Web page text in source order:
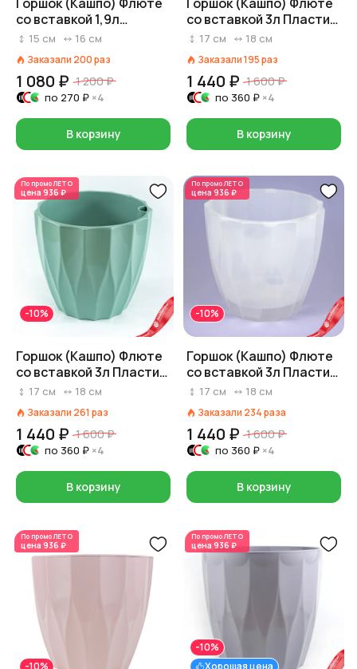
со вставкой 1,9л
Пластик D 16 см H 14,5
15 см 16 см
Заказали 200раз
1 080 ₽ 1 200 ₽
по 270 ₽ ×4
В корзину
со вставкой 3л Пластик
D 18 см H 16,5 см Мокко
17 см 18 см
Заказали195раз
1 440 ₽ 1 600 ₽
по 360 ₽ ×4
В корзину
По промоЛЕТО
цена 936 ₽
-10%
Горшок (Кашпо) Флюте
со вставкой 3л Пластик
D 18 см H 16,5 см
17 см 18 см
Заказали 261 раз
1 440 ₽ 1 600 ₽
по 360 ₽ ×4
В корзину
По промоЛЕТО
цена 936 ₽
-10%
Горшок (Кашпо) Флюте
со вставкой 3л Пластик
D 18 см H 16,5 см
17 см 18 см
Заказали 234раза
1 440 ₽ 1 600 ₽
по 360 ₽ ×4
В корзину
По промоЛЕТО
цена 936 ₽
-10%
По промоЛЕТО
цена 936 ₽
Хорошая цена
-10%